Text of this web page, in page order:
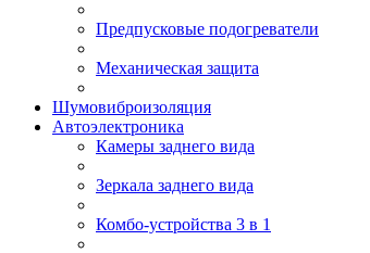
Предпусковые подогреватели
Механическая защита
Шумовиброизоляция
Автоэлектроника
Камеры заднего вида
Зеркала заднего вида
Комбо-устройства 3 в 1